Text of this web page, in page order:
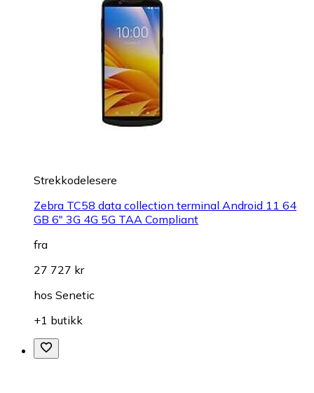
Strekkodelesere
Zebra TC58 data collection terminal Android 11 64
GB 6" 3G 4G 5G TAA Compliant
fra
27 727 kr
hos Senetic
+1 butikk